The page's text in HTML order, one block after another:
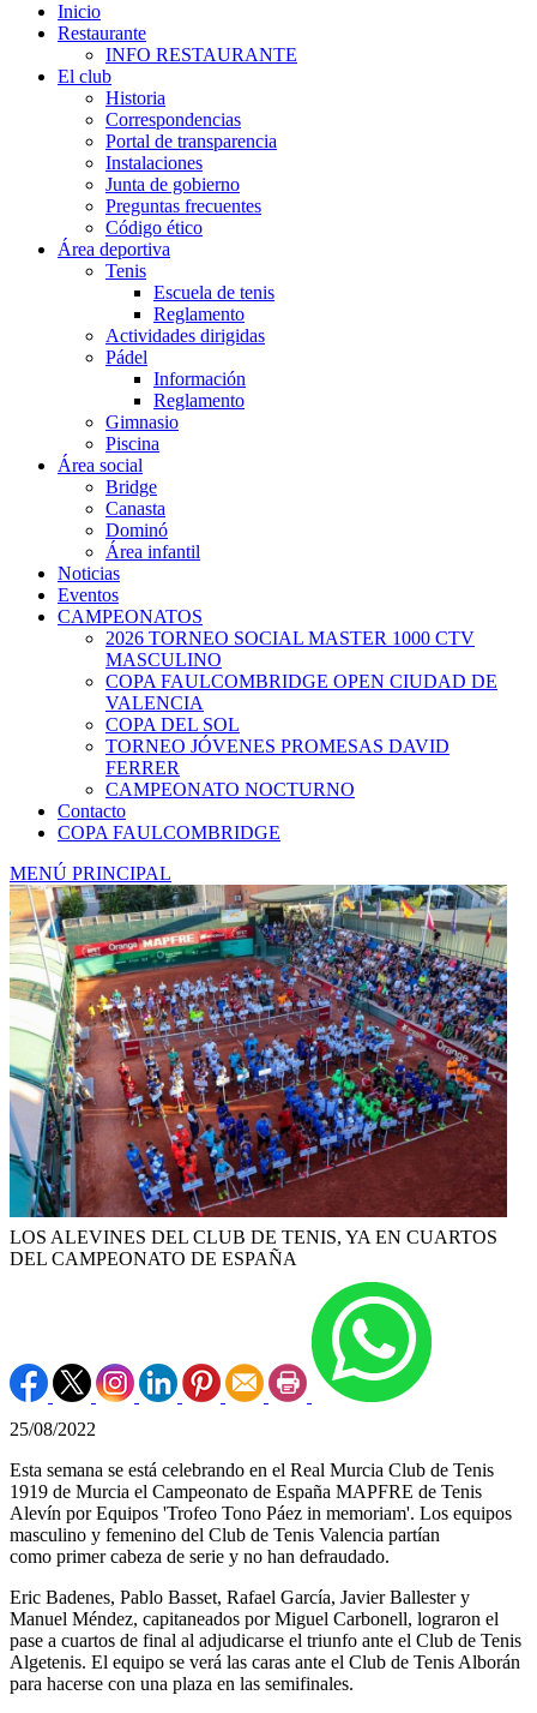
Inicio
Restaurante
INFO RESTAURANTE
El club
Historia
Correspondencias
Portal de transparencia
Instalaciones
Junta de gobierno
Preguntas frecuentes
Código ético
Área deportiva
Tenis
Escuela de tenis
Reglamento
Actividades dirigidas
Pádel
Información
Reglamento
Gimnasio
Piscina
Área social
Bridge
Canasta
Dominó
Área infantil
Noticias
Eventos
CAMPEONATOS
2026 TORNEO SOCIAL MASTER 1000 CTV
MASCULINO
COPA FAULCOMBRIDGE OPEN CIUDAD DE
VALENCIA
COPA DEL SOL
TORNEO JÓVENES PROMESAS DAVID
FERRER
CAMPEONATO NOCTURNO
Contacto
COPA FAULCOMBRIDGE
MENÚ PRINCIPAL
LOS ALEVINES DEL CLUB DE TENIS, YA EN CUARTOS
DEL CAMPEONATO DE ESPAÑA
25/08/2022
Esta semana se está celebrando en el Real Murcia Club de Tenis
1919 de Murcia el Campeonato de España MAPFRE de Tenis
Alevín por Equipos 'Trofeo Tono Páez in memoriam'. Los equipos
masculino y femenino del Club de Tenis Valencia partían
como primer cabeza de serie y no han defraudado.
Eric Badenes, Pablo Basset, Rafael García, Javier Ballester y
Manuel Méndez, capitaneados por Miguel Carbonell, lograron el
pase a cuartos de final al adjudicarse el triunfo ante el Club de Tenis
Algetenis. El equipo se verá las caras ante el Club de Tenis Alborán
para hacerse con una plaza en las semifinales.